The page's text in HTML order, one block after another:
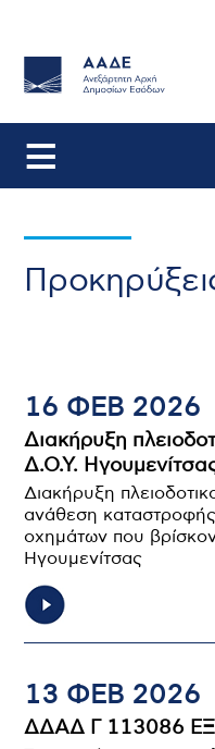
16 ΦΕΒ 2026
Διακήρυξη
Δ.Ο.Υ.
Διακήρυξη
ανάθεση
οχημάτων που
Ηγουμενίτσας
13 ΦΕΒ 2026
ΔΔΑΔ Γ 113086